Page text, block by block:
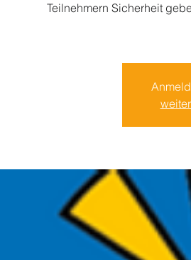
Teilnehmern Sicherheit